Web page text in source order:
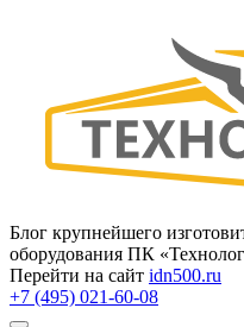
Блог крупнейшего
оборудования ПК
Перейти на сайт idn500.ru
+7 (495) 021-60-08